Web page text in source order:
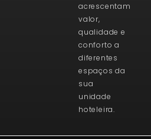
acrescentam
valor,
qualidade e
conforto a
diferentes
espaços da
sua
unidade
hoteleira.